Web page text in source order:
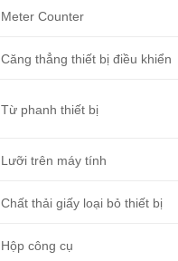
Meter Counter
Căng thẳng thiết bị điều khiển
Từ phanh thiết bị
Lưỡi trên máy tính
Chất thải giấy loại bỏ thiết bị
Hộp công cụ